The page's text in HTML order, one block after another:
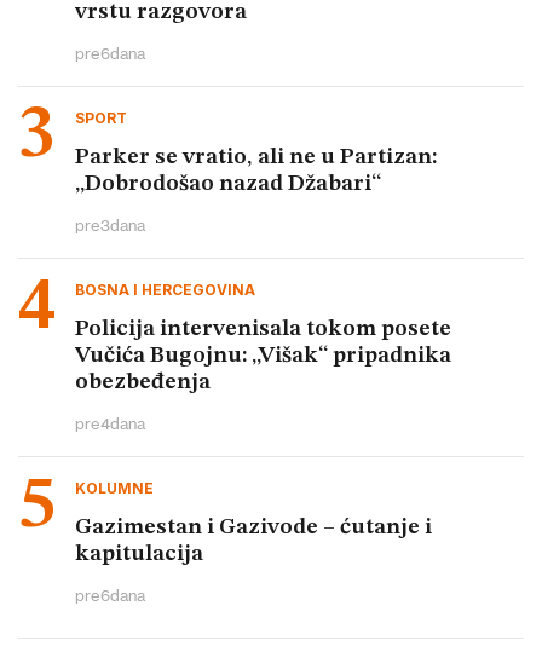
vrstu razgovora
pre6dana
SPORT
Parker se vratio, ali ne u Partizan:
„Dobrodošao nazad Džabari“
pre3dana
BOSNA I HERCEGOVINA
Policija intervenisala tokom posete
Vučića Bugojnu: „Višak“ pripadnika
obezbeđenja
pre4dana
KOLUMNE
Gazimestan i Gazivode – ćutanje i
kapitulacija
pre6dana